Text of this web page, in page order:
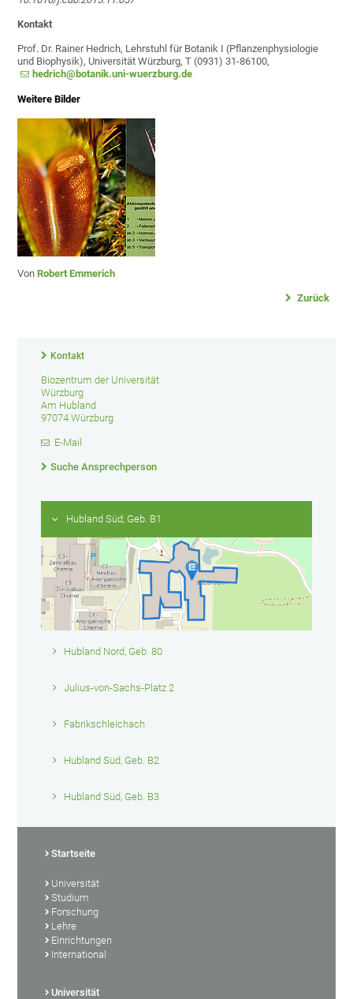
Kontakt
Prof. Dr. Rainer Hedrich, Lehrstuhl für Botanik I (Pflanzenphysiologie
und Biophysik), Universität Würzburg, T (0931) 31-86100,
hedrich@botanik.uni-wuerzburg.de
Weitere Bilder
VonRobert Emmerich
Zurück
Kontakt
Biozentrum der Universität
Würzburg
Am Hubland
97074 Würzburg
E-Mail
Suche Ansprechperson
Hubland Süd, Geb. B1
Hubland Nord, Geb. 80
Julius-von-Sachs-Platz 2
Fabrikschleichach
Hubland Süd, Geb. B2
Hubland Süd, Geb. B3
Startseite
Universität
Studium
Forschung
Lehre
Einrichtungen
International
Universität